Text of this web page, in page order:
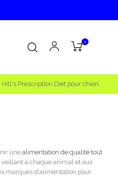
0
Hill's Prescription Diet pour chien
unealimentation de qualité tout
à chaque animal et aux
marques d'alimentation pour